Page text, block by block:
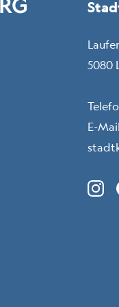
5080
E-